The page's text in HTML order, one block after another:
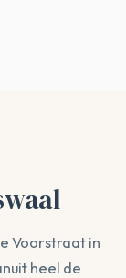
Voorstraat in
heel de